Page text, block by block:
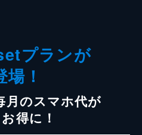
プランが
場！
月のスマホ代が
得に！